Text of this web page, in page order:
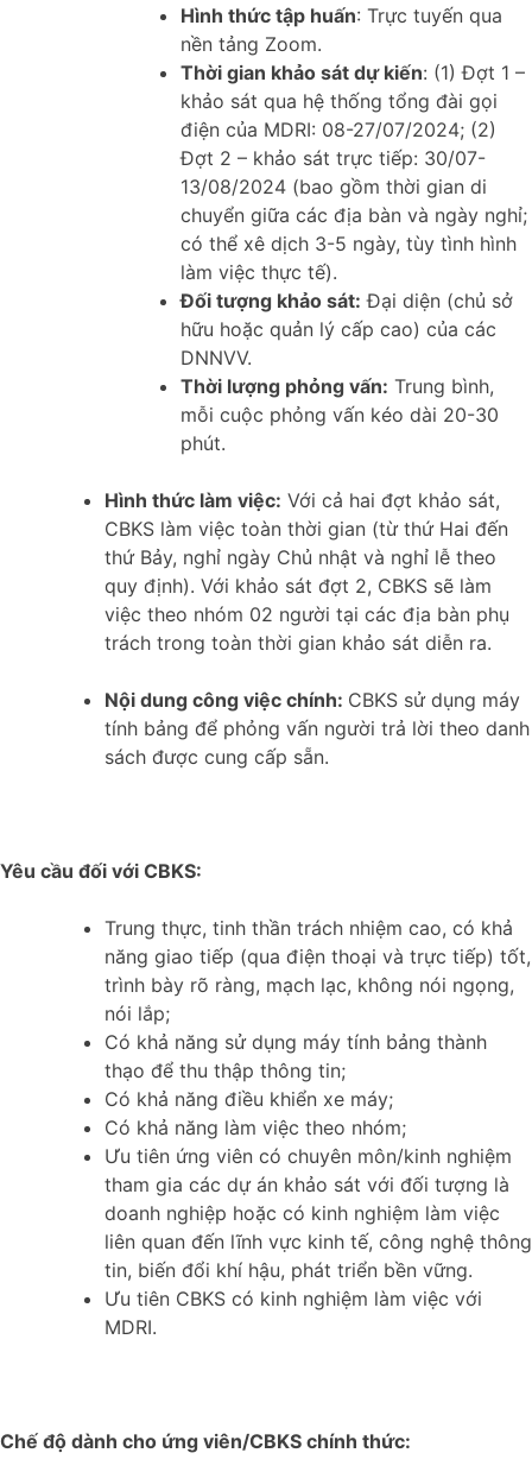
Hình thức tập huấn: Trực tuyến qua
nền tảng Zoom.
Thời gian khảo sát dự kiến: (1) Đợt 1 –
khảo sát qua hệ thống tổng đài gọi
điện của MDRI: 08-27/07/2024; (2)
Đợt 2 – khảo sát trực tiếp: 30/07-
13/08/2024 (bao gồm thời gian di
chuyển giữa các địa bàn và ngày nghỉ;
có thể xê dịch 3-5 ngày, tùy tình hình
làm việc thực tế).
Đối tượng khảo sát: Đại diện (chủ sở
hữu hoặc quản lý cấp cao) của các
DNNVV.
Thời lượng phỏng vấn: Trung bình,
mỗi cuộc phỏng vấn kéo dài 20-30
phút.
Hình thức làm việc: Với cả hai đợt khảo sát,
CBKS làm việc toàn thời gian (từ thứ Hai đến
thứ Bảy, nghỉ ngày Chủ nhật và nghỉ lễ theo
quy định). Với khảo sát đợt 2, CBKS sẽ làm
việc theo nhóm 02 người tại các địa bàn phụ
trách trong toàn thời gian khảo sát diễn ra.
Nội dung công việc chính: CBKS sử dụng máy
tính bảng để phỏng vấn người trả lời theo danh
sách được cung cấp sẵn.
Yêu cầu đối với CBKS:
Trung thực, tinh thần trách nhiệm cao, có khả
năng giao tiếp (qua điện thoại và trực tiếp) tốt,
trình bày rõ ràng, mạch lạc, không nói ngọng,
nói lắp;
Có khả năng sử dụng máy tính bảng thành
thạo để thu thập thông tin;
Có khả năng điều khiển xe máy;
Có khả năng làm việc theo nhóm;
Ưu tiên ứng viên có chuyên môn/kinh nghiệm
tham gia các dự án khảo sát với đối tượng là
doanh nghiệp hoặc có kinh nghiệm làm việc
liên quan đến lĩnh vực kinh tế, công nghệ thông
tin, biến đổi khí hậu, phát triển bền vững.
Ưu tiên CBKS có kinh nghiệm làm việc với
MDRI.
Chế độ dành cho ứng viên/CBKS chính thức: